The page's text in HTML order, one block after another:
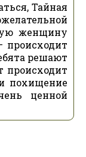
Тайная
женщину
происходит
решают
происходит
похищение
ценной